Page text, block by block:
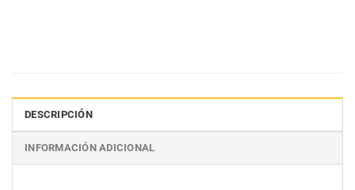
DESCRIPCIÓN
INFORMACIÓN ADICIONAL